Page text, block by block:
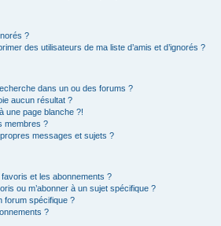
?
des utilisateurs de ma liste d’amis et d’ignorés ?
dans un ou des forums ?
aucun résultat ?
une page blanche ?!
membres ?
messages et sujets ?
et les abonnements ?
ou m’abonner à un sujet spécifique ?
forum spécifique ?
?